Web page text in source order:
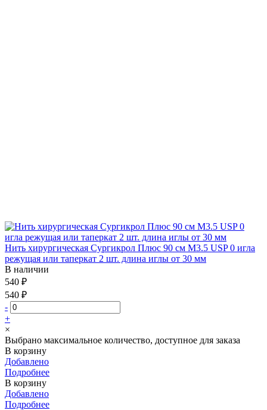
Нить хирургическая Сургикрол Плюс 90 см М3.5 USP 0 игла
режущая или таперкат 2 шт. длина иглы от 30 мм
В наличии
540 ₽
540 ₽
-
+
×
Выбрано максимальное количество, доступное для заказа
В корзину
Добавлено
Подробнее
В корзину
Добавлено
Подробнее